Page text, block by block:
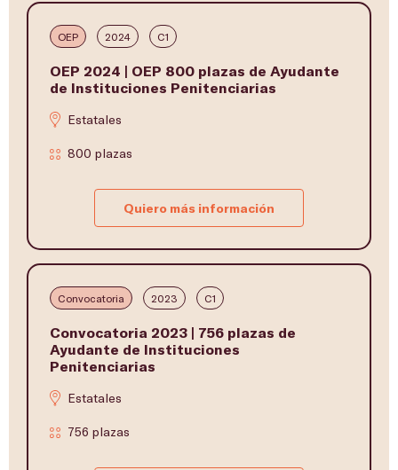
OEP 2024 C1
OEP 2024 | OEP 800 plazas de Ayudante
de Instituciones Penitenciarias
Estatales
800 plazas
Quiero más información
Convocatoria 2023 C1
Convocatoria 2023 | 756 plazas de
Ayudante de Instituciones
Penitenciarias
Estatales
756 plazas